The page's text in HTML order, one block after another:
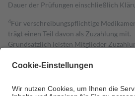
Dauer der Prüfungen einschließlich
4Für verschreibungspflichtige
trägt einen Teil davon als Zuzahlung mit.
Grundsätzlich leisten Mitglieder
Diese Regeln gelten grundsätzlich auch
Um das Engagement der Versicherten